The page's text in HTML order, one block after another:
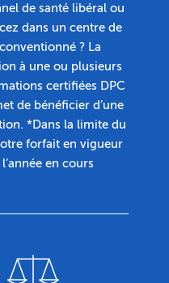
de santé libéral ou
dans un centre de
? La
à une ou plusieurs
certifiées DPC
de bénéficier d’une
*Dans la limite du
forfait en vigueur
en cours